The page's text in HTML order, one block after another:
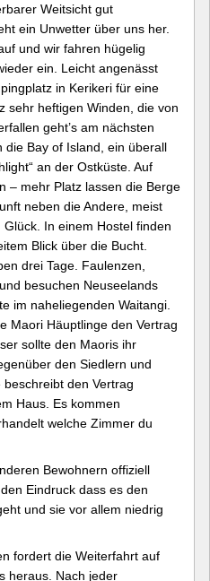
Weitsicht gut
ein Unwetter über uns her.
und wir fahren hügelig
ein. Leicht angenässt
in Kerikeri für eine
sehr heftigen Winden, die von
geht’s am nächsten
die Bay of Island, ein überall
an der Ostküste. Auf
– mehr Platz lassen die Berge
neben die Andere, meist
In einem Hostel finden
Blick über die Bucht.
drei Tage. Faulenzen,
besuchen Neuseelands
im naheliegenden Waitangi.
Maori Häuptlinge den Vertrag
sollte den Maoris ihr
den Siedlern und
den Vertrag
Haus. Es kommen
welche Zimmer du
Bewohnern offiziell
Eindruck dass es den
und sie vor allem niedrig
fordert die Weiterfahrt auf
heraus. Nach jeder